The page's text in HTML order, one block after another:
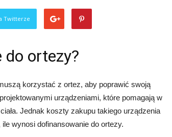
Twitterze
do ortezy?
korzystać z ortez, aby poprawić swoją
urządzeniami, które pomagają w
Jednak koszty zakupu takiego urządzenia
wynosi dofinansowanie do ortezy.